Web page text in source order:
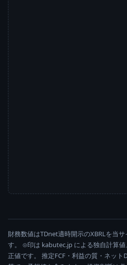
財務数値はTDnet適時開示のXBRLを当
す。 ⊙印は kabutec.jp による独自計算
正値です。 推定FCF・利益の質・ネッ